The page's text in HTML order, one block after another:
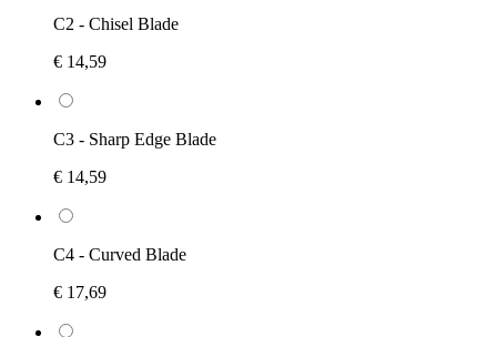
C2 - Chisel Blade
€ 14,59
C3 - Sharp Edge Blade
€ 14,59
C4 - Curved Blade
€ 17,69